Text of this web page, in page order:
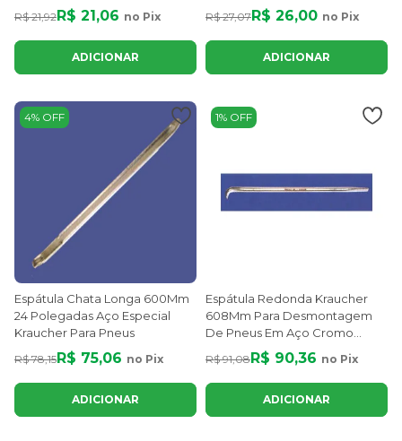
R$ 21,92R$ 21,06 no Pix
ADICIONAR
R$ 27,07R$ 26,00 no Pix
ADICIONAR
4% OFF
Espátula Chata Longa 600Mm
24 Polegadas Aço Especial
Kraucher Para Pneus
R$ 78,15R$ 75,06 no Pix
ADICIONAR
1% OFF
Espátula Redonda Kraucher
608Mm Para Desmontagem
De Pneus Em Aço Cromo
Vanádio
R$ 91,08R$ 90,36 no Pix
ADICIONAR